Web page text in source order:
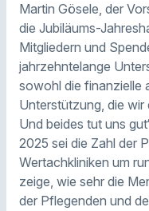
Martin Gösele, der
die Jubiläums-
Mitgliedern und
jahrzehntelange
sowohl die finanzielle
Unterstützung, die wir
Und beides tut uns
2025 sei die Zahl der
Wertachkliniken um
zeige, wie sehr die
der Pflegenden und